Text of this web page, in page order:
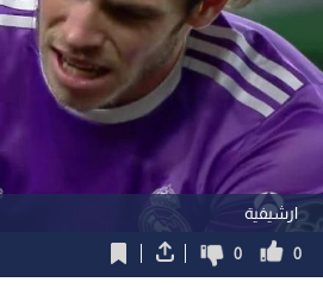
ارشيفية
0
0